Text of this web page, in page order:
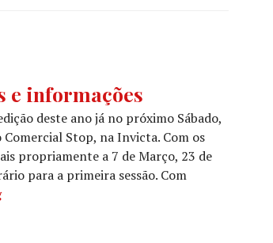
e informações
deste ano já no próximo Sábado,
Stop, na Invicta. Com os
propriamente a 7 de Março, 23 de
para a primeira sessão. Com
PORTO DEATHFEST: Horários e informações